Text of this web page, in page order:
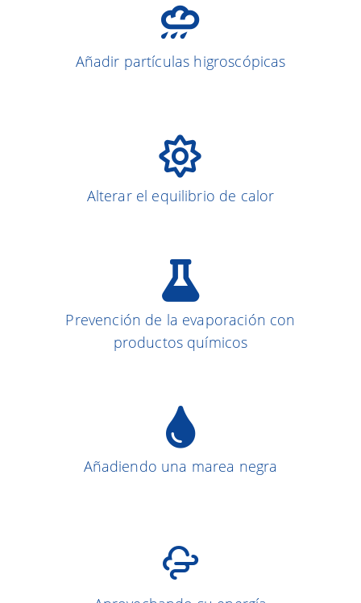
Añadir partículas higroscópicas
Más sobre el tema
Alterar el equilibrio de calor
Más sobre el tema
Prevención de la evaporación con
productos químicos
Añadiendo una marea negra